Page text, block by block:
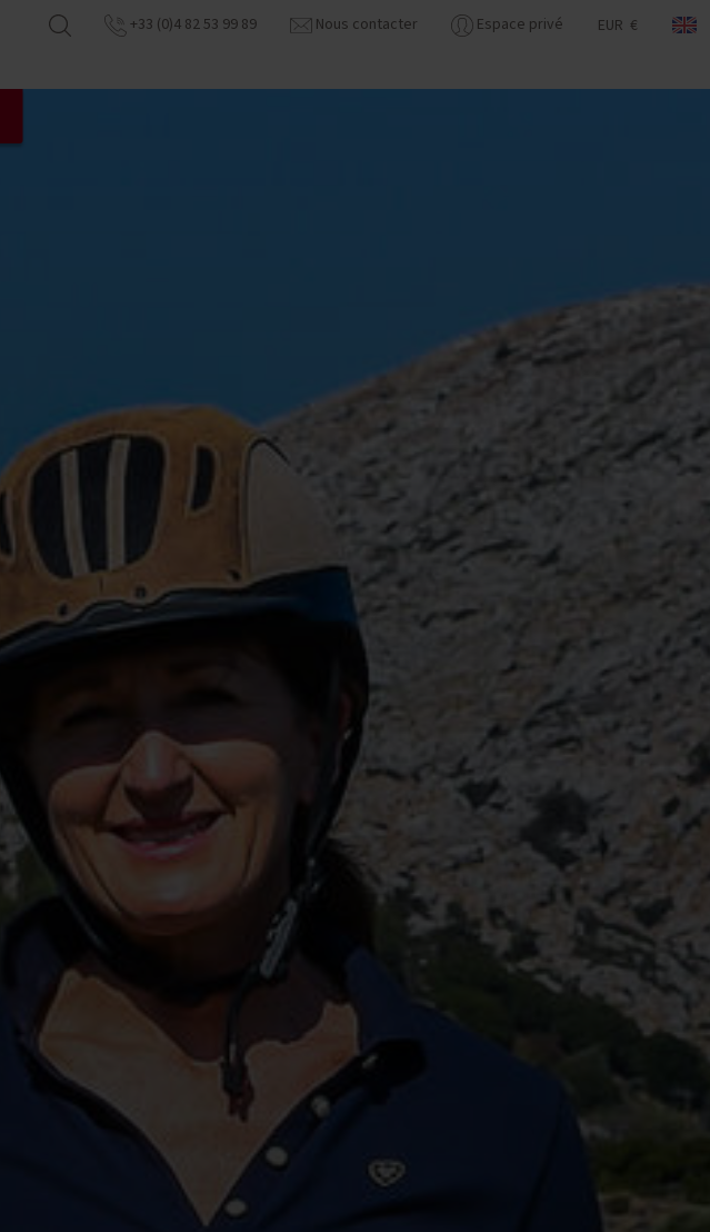
+33 (0)4 82 53 99 89 Nous contacter Espace privé EUR €